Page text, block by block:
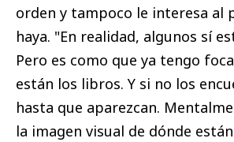
orden y tampoco le interesa al
haya. "En realidad, algunos sí
Pero es como que ya tengo
están los libros. Y si no los
hasta que aparezcan.
la imagen visual de dónde